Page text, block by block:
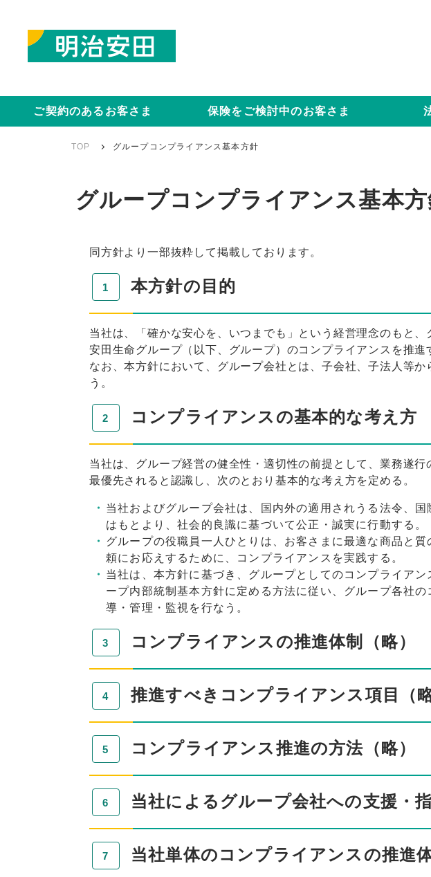
ご契約のあるお客さま 保険をご検討中のお客さま
TOP グループコンプライアンス基本方針
グループコンプライアンス基本
同方針より一部抜粋して掲載しております。
本方針の目的
当社は、「確かな安心を、いつまでも」という経営理念のもと
安田生命グループ（以下、グループ）のコンプライアンスを推進
なお、本方針において、グループ会社とは、子会社、子法人等
う。
コンプライアンスの基本的な考え方
当社は、グループ経営の健全性・適切性の前提として、業務遂
最優先されると認識し、次のとおり基本的な考え方を定める。
当社およびグループ会社は、国内外の適用されうる法令、
はもとより、社会的良識に基づいて公正・誠実に行動する。
グループの役職員一人ひとりは、お客さまに最適な商品と
頼にお応えするために、コンプライアンスを実践する。
当社は、本方針に基づき、グループとしてのコンプライア
ープ内部統制基本方針に定める方法に従い、グループ各社
導・管理・監視を行なう。
コンプライアンスの推進体制（略）
推進すべきコンプライアンス項目（略
コンプライアンス推進の方法（略）
当社によるグループ会社への支援・指
当社単体のコンプライアンスの推進